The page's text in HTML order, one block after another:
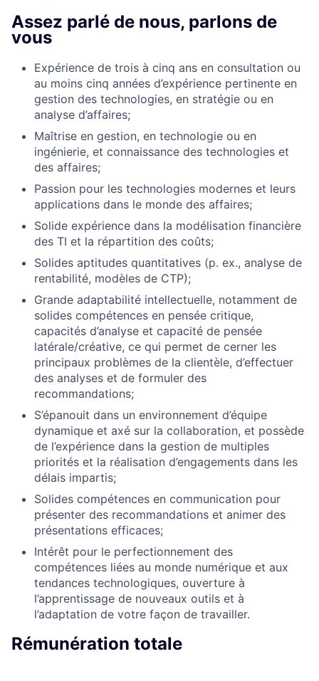
Assez parlé de nous, parlons de
vous
Expérience de trois à cinq ans en consultation ou
au moins cinq années d’expérience pertinente en
gestion des technologies, en stratégie ou en
analyse d’affaires;
Maîtrise en gestion, en technologie ou en
ingénierie, et connaissance des technologies et
des affaires;
Passion pour les technologies modernes et leurs
applications dans le monde des affaires;
Solide expérience dans la modélisation financière
des TI et la répartition des coûts;
Solides aptitudes quantitatives (p. ex., analyse de
rentabilité, modèles de CTP);
Grande adaptabilité intellectuelle, notamment de
solides compétences en pensée critique,
capacités d’analyse et capacité de pensée
latérale/créative, ce qui permet de cerner les
principaux problèmes de la clientèle, d’effectuer
des analyses et de formuler des
recommandations;
S’épanouit dans un environnement d’équipe
dynamique et axé sur la collaboration, et possède
de l’expérience dans la gestion de multiples
priorités et la réalisation d’engagements dans les
délais impartis;
Solides compétences en communication pour
présenter des recommandations et animer des
présentations efficaces;
Intérêt pour le perfectionnement des
compétences liées au monde numérique et aux
tendances technologiques, ouverture à
l’apprentissage de nouveaux outils et à
l’adaptation de votre façon de travailler.
Rémunération totale